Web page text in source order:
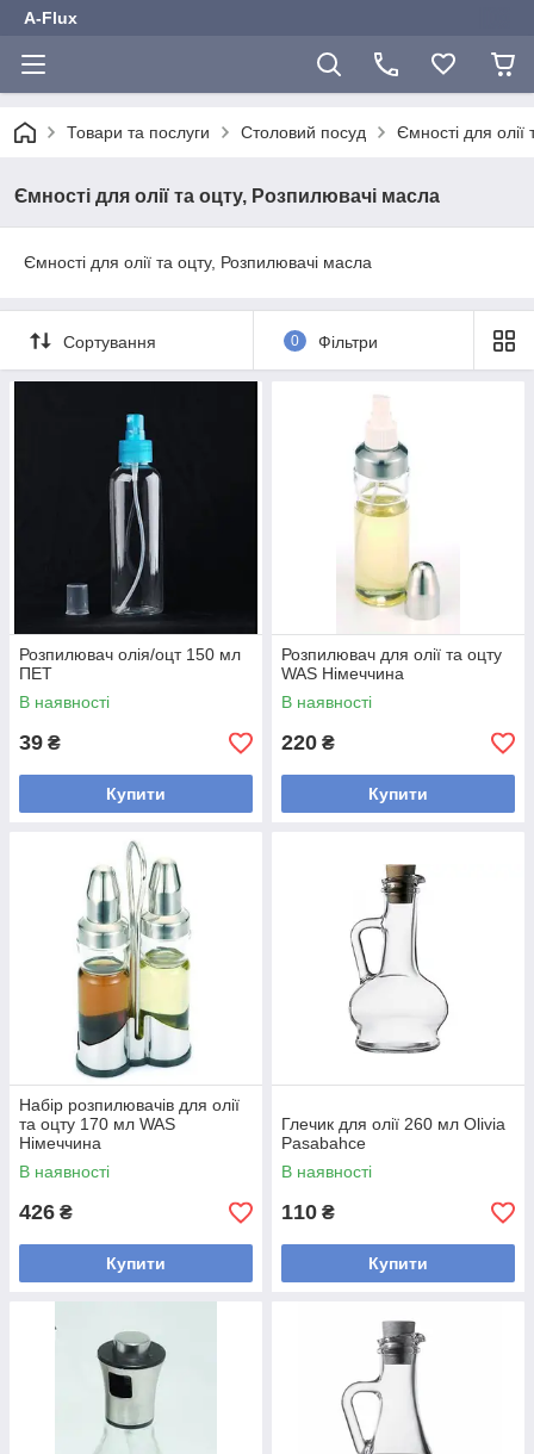
A-Flux
Товари та послуги Столовий посуд Ємності для
Ємності для олії та оцту, Розпилювачі масла
Ємності для олії та оцту, Розпилювачі масла
Сортування 0 Фільтри
Розпилювач олія/оцт 150 мл
ПЕТ
В наявності
39 ₴
Купити
Розпилювач для олії та оцту
WAS Німеччина
В наявності
220 ₴
Купити
Набір розпилювачів для олії
та оцту 170 мл WAS
Німеччина
В наявності
426 ₴
Купити
Глечик для олії 260 мл Olivia
Pasabahce
В наявності
110 ₴
Купити